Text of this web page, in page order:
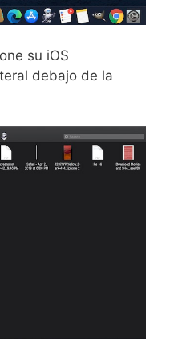
su iOS
debajo de la